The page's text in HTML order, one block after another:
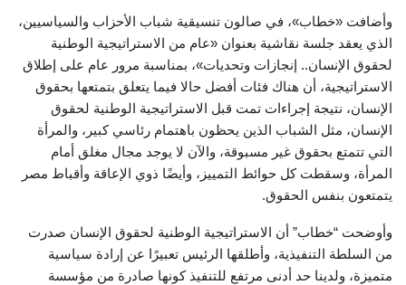
وأضافت «خطاب»، في صالون تنسيقية شباب الأحزاب والسياسيين،
الذي يعقد جلسة نقاشية بعنوان «عام من الاستراتيجية الوطنية
لحقوق الإنسان.. إنجازات وتحديات»، بمناسبة مرور عام على إطلاق
الاستراتيجية، أن هناك فئات أفضل حالا فيما يتعلق بتمتعها بحقوق
الإنسان، نتيجة إجراءات تمت قبل الاستراتيجية الوطنية لحقوق
الإنسان، مثل الشباب الذين يحظون باهتمام رئاسي كبير، والمرأة
التي تتمتع بحقوق غير مسبوقة، والآن لا يوجد مجال مغلق أمام
المرأة، وسقطت كل حوائط التمييز، وأيضًا ذوي الإعاقة وأقباط مصر
يتمتعون بنفس الحقوق.
وأوضحت “خطاب” أن الاستراتيجية الوطنية لحقوق الإنسان صدرت
من السلطة التنفيذية، وأطلقها الرئيس تعبيرًا عن إرادة سياسية
متميزة، ولدينا حد أدنى مرتفع للتنفيذ كونها صادرة من مؤسسة